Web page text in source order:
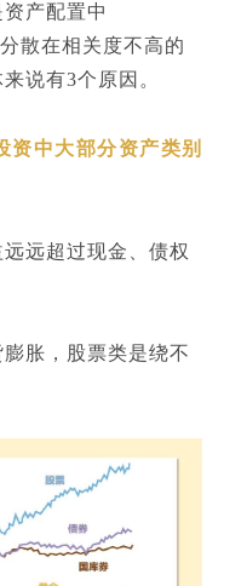
产配置中
分散在相关度不高的
说有3个原因。
资中大部分资产类别
远超过现金、债权
胀，股票类是绕不